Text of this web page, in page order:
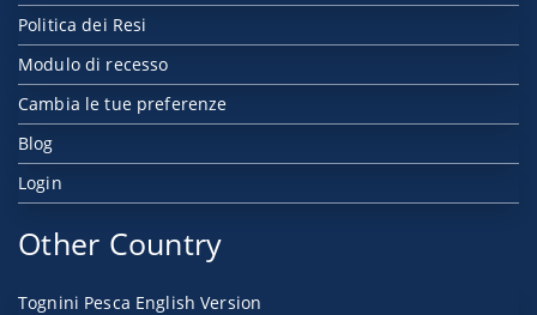
Politica dei Resi
Modulo di recesso
Cambia le tue preferenze
Blog
Login
Other Country
Tognini Pesca English Version